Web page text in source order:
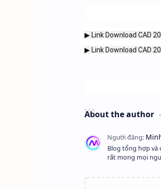
▶ Link Download CAD
▶ Link Download CAD
About the author
Blog tổng hợp và
rất mong mọi